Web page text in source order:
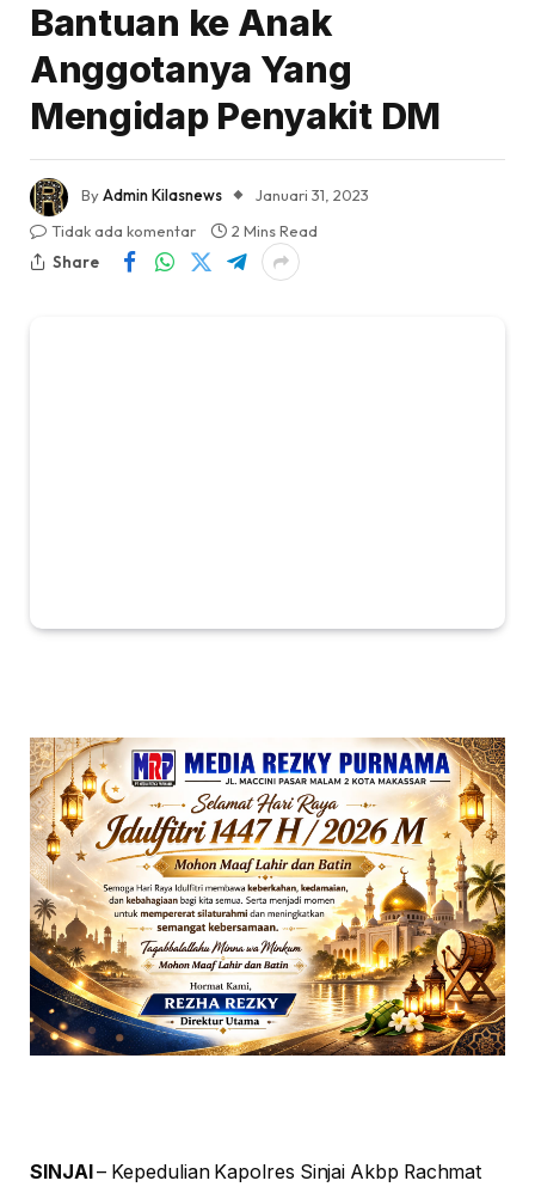
Bantuan ke Anak
Anggotanya Yang
Mengidap Penyakit DM
ByAdmin Kilasnews
Januari 31, 2023
Tidak ada komentar
2 Mins Read
Share
SINJAI– Kepedulian Kapolres Sinjai Akbp Rachmat